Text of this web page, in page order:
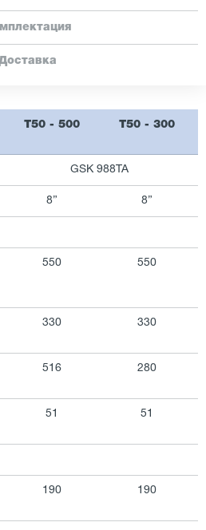
T50 - 500 T50 - 300
GSK 988TA
8” 8”
550 550
330 330
516 280
51 51
190 190